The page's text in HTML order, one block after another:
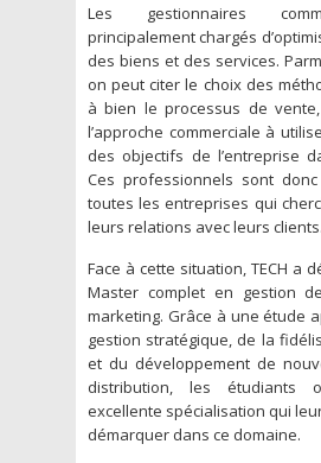
Les gestionnaires
principalement chargés
des biens et des services.
on peut citer le choix des
à bien le processus de
l’approche commerciale à
des objectifs de l’entreprise
Ces professionnels sont
toutes les entreprises qui
leurs relations avec leurs
Face à cette situation, TECH a
Master complet en gestion
marketing. Grâce à une étude
gestion stratégique, de la
et du développement de
distribution, les étudiants
excellente spécialisation qui
démarquer dans ce domaine.